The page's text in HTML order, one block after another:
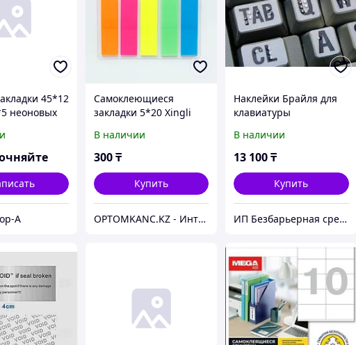
45*12
неоновых
А
Cамоклеющиеся
закладки 5*20 Xingli
В наличии
300₸
Купить
OPTOMKANC.KZ - Интернет-магазин канцелярских товаров
Наклейки Брайля для
клавиатуры
В наличии
13 100₸
Купить
ИП Безбарьерная среда